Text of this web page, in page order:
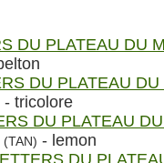
DU PLATEAU DU
DU PLATEAU DU
- tricolore
DU PLATEAU
(TAN) - lemon
DU